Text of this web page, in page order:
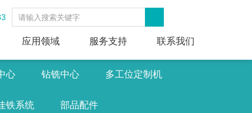
应用领域 服务支持 联系我们
心 钻铣中心 多工位定制机
铁系统 部品配件